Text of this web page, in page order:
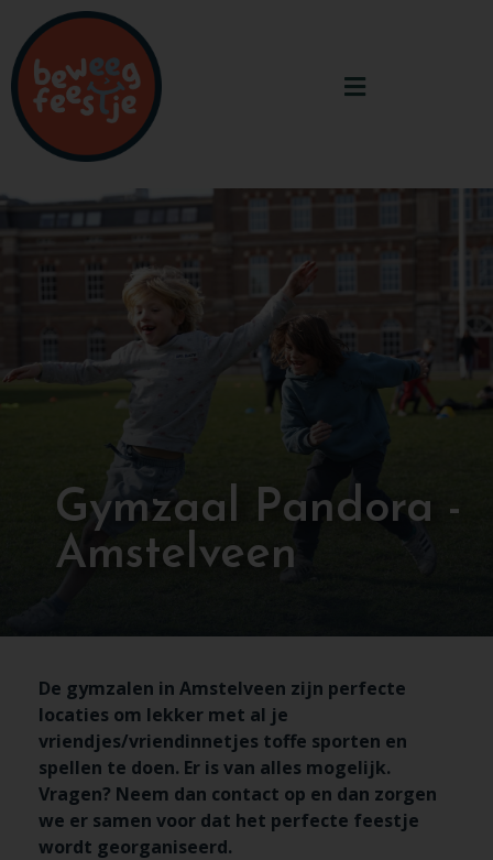
Gymzaal Pandora -
Amstelveen
De gymzalen in Amstelveen zijn perfecte
locaties om lekker met al je
vriendjes/vriendinnetjes toffe sporten en
spellen te doen. Er is van alles mogelijk.
Vragen? Neem dan contact op en dan zorgen
we er samen voor dat het perfecte feestje
wordt georganiseerd.